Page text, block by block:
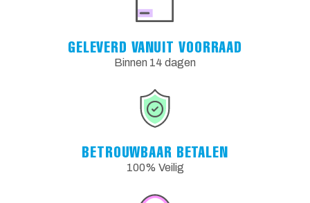
GELEVERD VANUIT VOORRAAD
Binnen 14 dagen
BETROUWBAAR BETALEN
100% Veilig